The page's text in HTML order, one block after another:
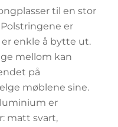
til en stor
er
enkle å bytte ut.
mellom kan
på
møblene sine.
er
matt svart,